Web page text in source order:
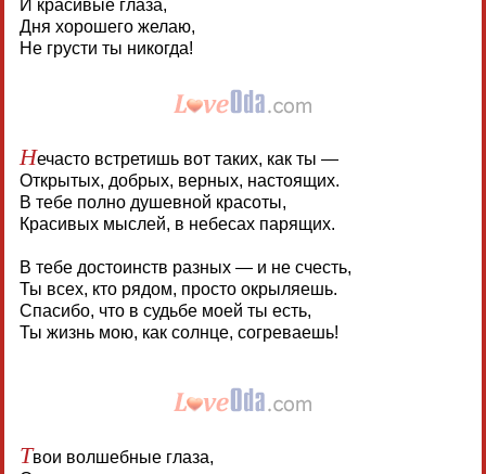
И красивые глаза,
Дня хорошего желаю,
Не грусти ты никогда!
Нечасто встретишь вот таких, как ты —
Открытых, добрых, верных, настоящих.
В тебе полно душевной красоты,
Красивых мыслей, в небесах парящих.
В тебе достоинств разных — и не счесть,
Ты всех, кто рядом, просто окрыляешь.
Спасибо, что в судьбе моей ты есть,
Ты жизнь мою, как солнце, согреваешь!
Твои волшебные глаза,